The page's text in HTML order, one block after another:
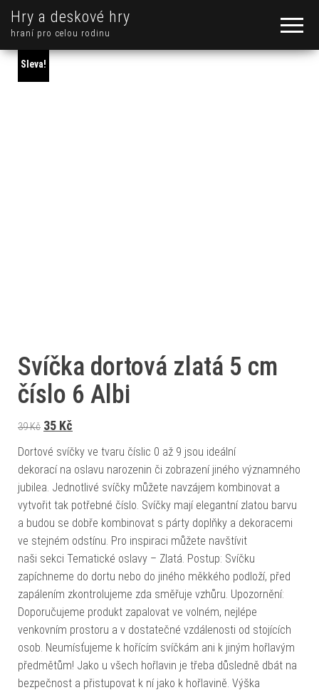
Hry a deskové hry
hraní pro celou rodinu
Sleva!
Svíčka dortová zlatá 5 cm
číslo 6 Albi
39Kč Původní cena byla: 39 Kč.
35 Kč
Dortové svíčky ve tvaru číslic 0 až 9 jsou ideální
dekorací na oslavu narozenin či zobrazení jiného významného
jubilea. Jednotlivé svíčky můžete navzájem kombinovat a
vytvořit tak potřebné číslo. Svíčky mají elegantní zlatou barvu
a budou se dobře kombinovat s párty doplňky a dekoracemi
ve stejném odstínu. Pro inspiraci můžete navštívit
naši sekci Tematické oslavy – Zlatá. Postup: Svíčku
zapíchneme do dortu nebo do jiného měkkého podloží, před
zapálením zkontrolujeme zda směřuje vzhůru. Upozornění:
Doporučujeme produkt zapalovat ve volném, nejlépe
venkovním prostoru a v dostatečné vzdálenosti od stojících
osob. Neumísťujeme k hořícím svíčkám ani k jiným hořlavým
předmětům! Jako u všech hořlavin je třeba důsledně dbát na
bezpečnost a přistupovat k ní jako k hořlavině. Výška